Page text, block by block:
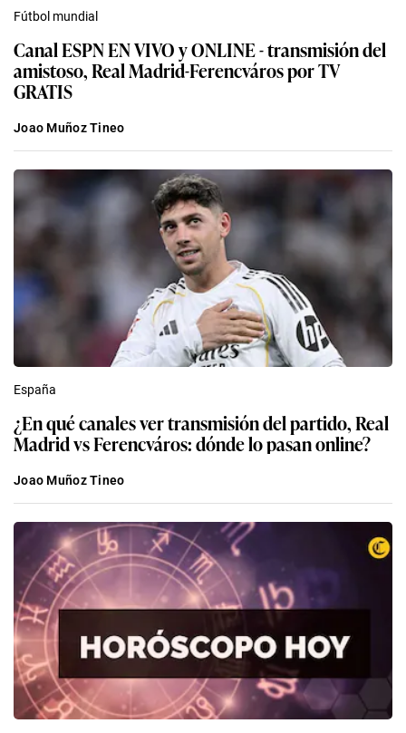
Fútbol mundial
Canal ESPN EN VIVO y ONLINE - transmisión del
amistoso, Real Madrid-Ferencváros por TV
GRATIS
Joao Muñoz Tineo
España
¿En qué canales ver transmisión del partido, Real
Madrid vs Ferencváros: dónde lo pasan online?
Joao Muñoz Tineo